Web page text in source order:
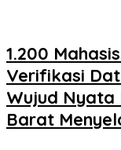
1.200
Verifikasi
Wujud Nyata
Barat